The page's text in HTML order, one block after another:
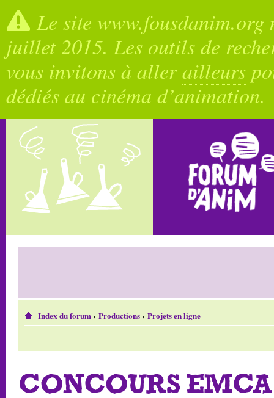
Le site
juillet 2015. Les outils de
vous invitons à allerailleurs
dédiés au cinéma d’animation.
Index du forum‹ Productions‹ Projets en ligne
CONCOURS